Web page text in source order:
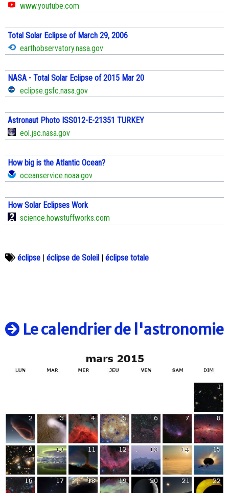
www.youtube.com
Total Solar Eclipse of March 29, 2006
earthobservatory.nasa.gov
NASA - Total Solar Eclipse of 2015 Mar 20
eclipse.gsfc.nasa.gov
Astronaut Photo ISS012-E-21351 TURKEY
eol.jsc.nasa.gov
How big is the Atlantic Ocean?
oceanservice.noaa.gov
How Solar Eclipses Work
science.howstuffworks.com
éclipse | éclipse de Soleil | éclipse totale
Le calendrier de l'astronomie